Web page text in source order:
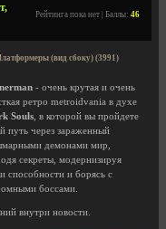
Рейтинга пока нет | Баллы: 46
(вид сбоку) (3991)
- очень крутая и очень
ретро metroidvania в духе
Souls , в которой вы пройдете
путь через зараженный
демонами мир,
секреты, модернизируя
способности и борясь с
боссами.
внутри новости.